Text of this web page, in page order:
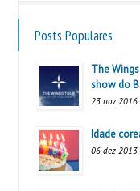
Posts Populares
The
show do
23 nov 2016
Idade
06 dez 2013